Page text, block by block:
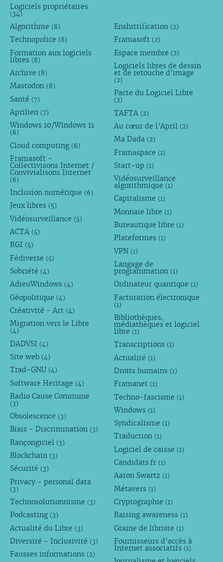
Logiciels propriétaires
(34)
Algorithme (8)
Technopolice (8)
Formation aux logiciels
libres (8)
Archive (8)
Mastodon (8)
Santé (7)
Aprilien (7)
Windows 10/Windows 11
(6)
Cloud computing (6)
Framasoft -
Collectivisons Internet /
Convivialisons Internet
(6)
Inclusion numérique (6)
Jeux libres (5)
Vidéosurveillance (5)
ACTA (5)
RGI (5)
Fédiverse (5)
Sobriété (4)
AdieuWindows (4)
Géopolitique (4)
Créativité - Art (4)
Migration vers le Libre
(4)
DADVSI (4)
Site web (4)
Trad-GNU (4)
Software Heritage (4)
Radio Cause Commune
(3)
Obsolescence (3)
Biais - Discrimination (3)
Rançongiciel (3)
Blockchain (3)
Sécurité (3)
Privacy - personal data
(3)
Technosolutionnisme (3)
Podcasting (3)
Actualité du Libre (3)
Diversité - Inclusivité (3)
Fausses informations (2)
Enshittification (2)
Framasoft (2)
Espace membre (2)
Logiciels libres de dessin
et de retouche d’image
(2)
Pacte du Logiciel Libre
(2)
TAFTA (2)
Au cœur de l’April (2)
Ma Dada (2)
Framaspace (1)
Start-up (1)
Vidéosurveillance
algorithmique (1)
Capitalisme (1)
Monnaie libre (1)
Bureautique libre (1)
Plateformes (1)
VPN (1)
Langage de
programmation (1)
Ordinateur quantique (1)
Facturation électronique
(1)
Bibliothèques,
médiathèques et logiciel
libre (1)
Transcriptions (1)
Actualité (1)
Droits humains (1)
Framanet (1)
Techno-fascisme (1)
Windows (1)
Syndicalisme (1)
Traduction (1)
Logiciel de caisse (1)
Candidats.fr (1)
Aaron Swartz (1)
Métavers (1)
Cryptographie (1)
Raising awareness (1)
Graine de libriste (1)
Fournisseurs d’accès à
Internet associatifs (1)